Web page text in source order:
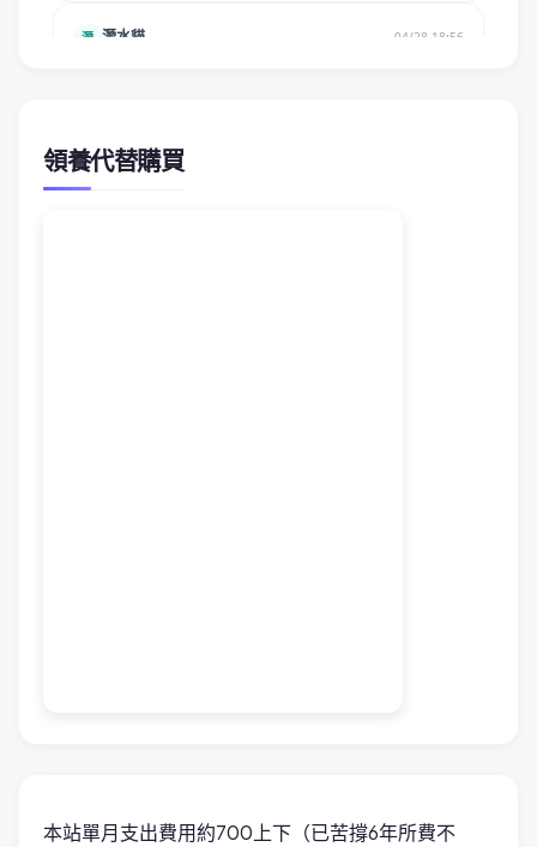
領養代替購買
本站單月支出費用約700上下（已苦撐6年所費不